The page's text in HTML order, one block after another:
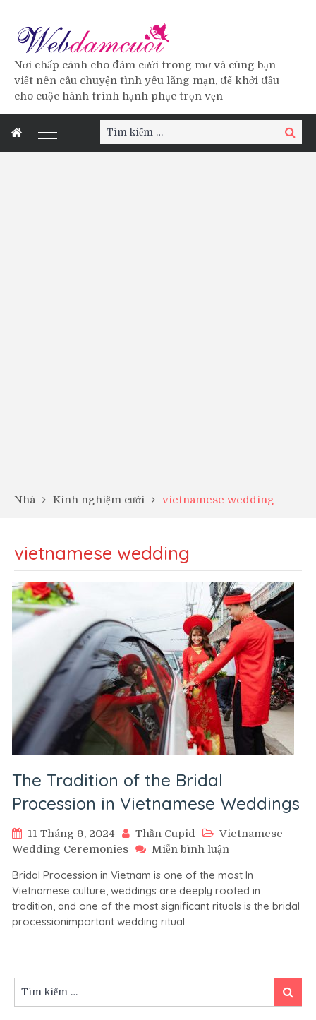
Nơi chấp cánh cho đám cưới trong mơ và cùng bạn
viết nên câu chuyện tình yêu lãng mạn, để khởi đầu
cho cuộc hành trình hạnh phục trọn vẹn
Tìm
kiếm:
Tìm
kiếm
Nhà Kinh nghiệm cưới vietnamese wedding
vietnamese wedding
The Tradition of the Bridal
Procession in Vietnamese Weddings
11 Tháng 9, 2024 Thần Cupid
Vietnamese
Wedding Ceremonies
Miễn bình luận
Tradition
of
the
Weddings
Bridal Procession in Vietnam is one of the most In
Vietnamese culture, weddings are deeply rooted in
tradition, and one of the most significant rituals is the bridal
processionimportant wedding ritual.
kiếm:
Tìm
kiếm